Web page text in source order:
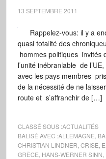
13 SEPTEMBRE 2011
Rappelez-vous: il y a
quasi totalité des
hommes politiques
l’unité inébranlable de
avec les pays membres
de la nécessité de ne
route et s’affranchir de […]
CLASSÉ SOUS :ACTUALITÉS
BALISÉ AVEC :ALLEMAGNE
CHRISTIAN LINDNER CRISE
GRÈCE HANS-WERNER SINN